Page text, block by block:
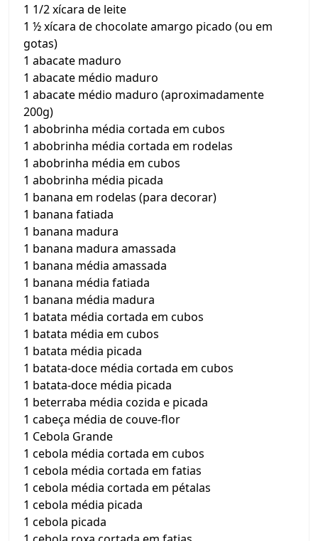
1 1/2 xícara de leite
1 ½ xícara de chocolate amargo picado (ou em
gotas)
1 abacate maduro
1 abacate médio maduro
1 abacate médio maduro (aproximadamente
200g)
1 abobrinha média cortada em cubos
1 abobrinha média cortada em rodelas
1 abobrinha média em cubos
1 abobrinha média picada
1 banana em rodelas (para decorar)
1 banana fatiada
1 banana madura
1 banana madura amassada
1 banana média amassada
1 banana média fatiada
1 banana média madura
1 batata média cortada em cubos
1 batata média em cubos
1 batata média picada
1 batata-doce média cortada em cubos
1 batata-doce média picada
1 beterraba média cozida e picada
1 cabeça média de couve-flor
1 Cebola Grande
1 cebola média cortada em cubos
1 cebola média cortada em fatias
1 cebola média cortada em pétalas
1 cebola média picada
1 cebola picada